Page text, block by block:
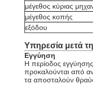
μέγεθος κύριας
μέγεθος κοπής
εξόδου
Υπηρεσία μετά
Εγγύηση
Η περίοδος
προκαλούνται από
τα αποσταλούν